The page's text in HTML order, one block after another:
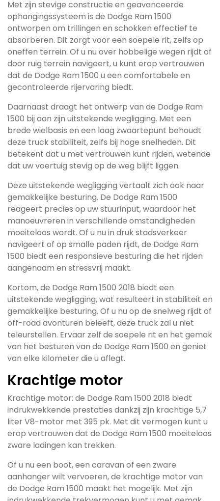
Met zijn stevige constructie en geavanceerde
ophangingssysteem is de Dodge Ram 1500
ontworpen om trillingen en schokken effectief te
absorberen. Dit zorgt voor een soepele rit, zelfs op
oneffen terrein. Of u nu over hobbelige wegen rijdt of
door ruig terrein navigeert, u kunt erop vertrouwen
dat de Dodge Ram 1500 u een comfortabele en
gecontroleerde rijervaring biedt.
Daarnaast draagt het ontwerp van de Dodge Ram
1500 bij aan zijn uitstekende wegligging. Met een
brede wielbasis en een laag zwaartepunt behoudt
deze truck stabiliteit, zelfs bij hoge snelheden. Dit
betekent dat u met vertrouwen kunt rijden, wetende
dat uw voertuig stevig op de weg blijft liggen.
Deze uitstekende wegligging vertaalt zich ook naar
gemakkelijke besturing. De Dodge Ram 1500
reageert precies op uw stuurinput, waardoor het
manoeuvreren in verschillende omstandigheden
moeiteloos wordt. Of u nu in druk stadsverkeer
navigeert of op smalle paden rijdt, de Dodge Ram
1500 biedt een responsieve besturing die het rijden
aangenaam en stressvrij maakt.
Kortom, de Dodge Ram 1500 2018 biedt een
uitstekende wegligging, wat resulteert in stabiliteit en
gemakkelijke besturing. Of u nu op de snelweg rijdt of
off-road avonturen beleeft, deze truck zal u niet
teleurstellen. Ervaar zelf de soepele rit en het gemak
van het besturen van de Dodge Ram 1500 en geniet
van elke kilometer die u aflegt.
Krachtige motor
Krachtige motor: de Dodge Ram 1500 2018 biedt
indrukwekkende prestaties dankzij zijn krachtige 5,7
liter V8-motor met 395 pk. Met dit vermogen kunt u
erop vertrouwen dat de Dodge Ram 1500 moeiteloos
zware ladingen kan trekken.
Of u nu een boot, een caravan of een zware
aanhanger wilt vervoeren, de krachtige motor van
de Dodge Ram 1500 maakt het mogelijk. Met zijn